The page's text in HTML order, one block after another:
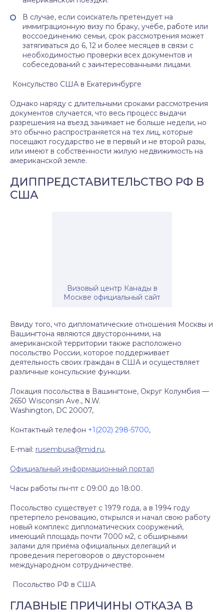
В случае, если соискатель претендует на
иммиграционную визу по браку, учёбе, работе или
воссоединению семьи, срок рассмотрения может
затягиваться до 6, 12 и более месяцев в связи с
необходимостью проверки всех документов и
собеседований с заинтересованными лицами.
Консульство США в Екатеринбурге
Однако наряду с длительными сроками рассмотрения
документов случается, что весь процесс выдачи
разрешения на въезд занимает не больше недели, но
это обычно распространяется на тех лиц, которые
посещают государство не в первый и не второй разы,
или имеют в собственности жилую недвижимость на
американской земле.
ДИППРЕДСТАВИТЕЛЬСТВО РФ В
США
Визовый центр Канады в
Москве официальный сайт
Ввиду того, что дипломатические отношения Москвы и
Вашингтона являются двусторонними, на
американской территории также расположено
посольство России, которое поддерживает
деятельность своих граждан в США и осуществляет
различные консульские функции.
Локация посольства в Вашингтоне, Округ Колумбия —
2650 Wisconsin Ave., N.W.
Washington, DC 20007,
Контактный телефон +1(202) 298-5700,
E-mail: rusembusa@mid.ru,
Официальный информационный портал
Часы работы пн-пт с 09:00 до 18:00.
Посольство существует с 1979 года, а в 1994 году
претерпело реновацию, открылся и начал свою работу
новый комплекс дипломатических сооружений,
имеющий площадь почти 7000 м2, с обширными
залами для приёма официальных делегаций и
проведения переговоров о двустороннем
международном сотрудничестве.
Посольство РФ в США
ГЛАВНЫЕ ПРИЧИНЫ ОТКАЗА В